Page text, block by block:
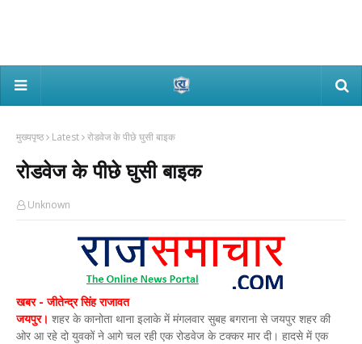
मुख्यपृष्ठ Latest रोडवेज के पीछे घुसी बाइक
रोडवेज के पीछे घुसी बाइक
Unknown
खबर - जीतेन्द्र सिंह राजावत
जयपुर। शहर के कानोता थाना इलाके में मंगलवार सुबह बगराना से जयपुर शहर की
ओर आ रहे दो युवकों ने आगे चल रही एक रोडवेज के टक्कर मार दी। हादसे में एक